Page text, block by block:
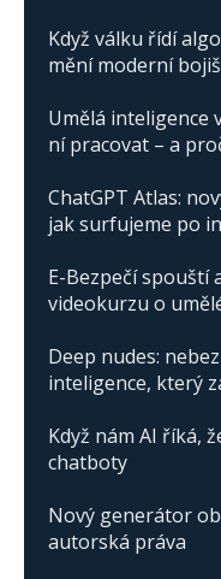
Když válku řídí
mění moderní
Umělá inteligence
ní pracovat – a
ChatGPT Atlas:
jak surfujeme po
E-Bezpečí spouští
videokurzu o
Deep nudes:
inteligence, který
Když nám AI říká,
chatboty
Nový generátor
autorská práva